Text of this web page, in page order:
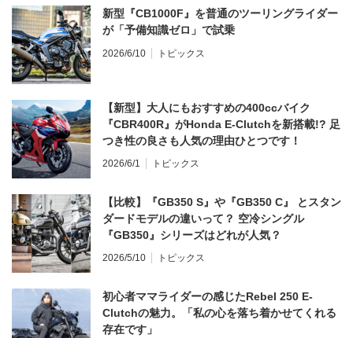
新型『CB1000F』を普通のツーリングライダー
が「予備知識ゼロ」で試乗
2026/6/10 トピックス
【新型】大人にもおすすめの400ccバイク
『CBR400R』がHonda E-Clutchを新搭載!? 足
つき性の良さも人気の理由ひとつです！
2026/6/1 トピックス
【比較】『GB350 S』や『GB350 C』 とスタン
ダードモデルの違いって？ 空冷シングル
『GB350』シリーズはどれが人気？
2026/5/10 トピックス
初心者ママライダーの感じたRebel 250 E-
Clutchの魅力。「私の心を落ち着かせてくれる
存在です」